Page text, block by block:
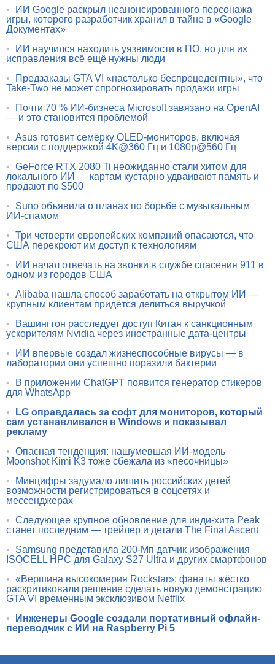
•
ИИ Google раскрыл неанонсированного персонажа
игры, которого разработчик хранил в тайне в «Google
Документах»
•
ИИ научился находить уязвимости в ПО, но для их
исправления всё ещё нужны люди
•
Предзаказы GTA VI «настолько беспрецедентны», что
Take-Two не может спрогнозировать продажи игры
•
Почти 70 % ИИ-бизнеса Microsoft завязано на OpenAI
— и это становится проблемой
• Asus готовит семёрку OLED-мониторов, включая
версии с поддержкой 4K@360 Гц и 1080p@560 Гц
• GeForce RTX 2080 Ti неожиданно стали хитом для
локального ИИ — картам кустарно удваивают память и
продают по $500
•
Suno объявила о планах по борьбе с музыкальным
ИИ-спамом
• Три четверти европейских компаний опасаются, что
США перекроют им доступ к технологиям
•
ИИ начал отвечать на звонки в службе спасения 911 в
одном из городов США
• Alibaba нашла способ заработать на открытом ИИ —
крупным клиентам придётся делиться выручкой
•
Вашингтон расследует доступ Китая к санкционным
ускорителям Nvidia через иностранные дата-центры
•
ИИ впервые создал жизнеспособные вирусы — в
лаборатории они успешно поразили бактерии
•
В приложении ChatGPT появится генератор стикеров
для WhatsApp
•
LG оправдалась за софт для мониторов, который
сам устанавливался в Windows и показывал
рекламу
• Опасная тенденция: нашумевшая ИИ-модель
Moonshot Kimi K3 тоже сбежала из «песочницы»
•
Минцифры задумало лишить российских детей
возможности регистрироваться в соцсетях и
мессенджерах
• Следующее крупное обновление для инди-хита Peak
станет последним — трейлер и детали The Final Ascent
•
Samsung представила 200-Мп датчик изображения
ISOCELL HPC для Galaxy S27 Ultra и других смартфонов
• «Вершина высокомерия Rockstar»: фанаты жёстко
раскритиковали решение сделать новую демонстрацию
GTA VI временным эксклюзивом Netflix
•
Инженеры Google создали портативный офлайн-
переводчик с ИИ на Raspberry Pi 5